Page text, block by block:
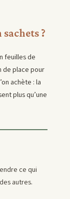
?
feuilles de
de place pour
achète : la
plus qu’une
ce qui
autres.